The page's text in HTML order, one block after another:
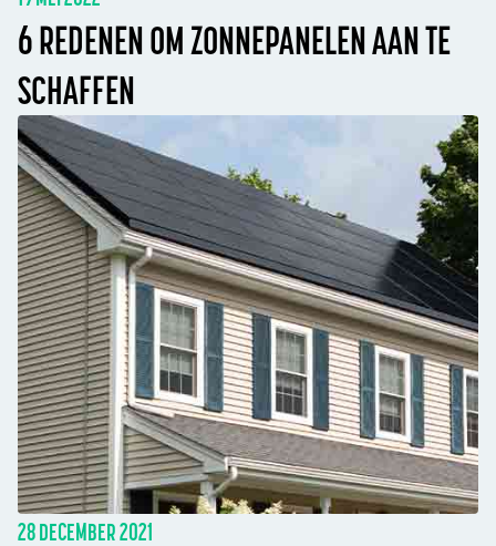
6 REDENEN OM ZONNEPANELEN AAN TE
SCHAFFEN
28 DECEMBER 2021